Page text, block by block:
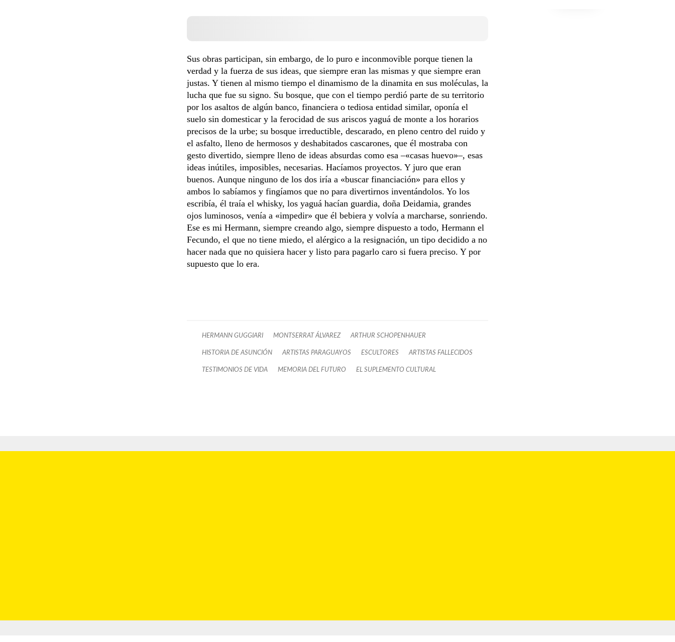
Sus obras participan, sin embargo, de lo puro e inconmovible porque tienen la
verdad y la fuerza de sus ideas, que siempre eran las mismas y que siempre eran
justas. Y tienen al mismo tiempo el dinamismo de la dinamita en sus moléculas, la
lucha que fue su signo. Su bosque, que con el tiempo perdió parte de su territorio
por los asaltos de algún banco, financiera o tediosa entidad similar, oponía el
suelo sin domesticar y la ferocidad de sus ariscos yaguá de monte a los horarios
precisos de la urbe; su bosque irreductible, descarado, en pleno centro del ruido y
el asfalto, lleno de hermosos y deshabitados cascarones, que él mostraba con
gesto divertido, siempre lleno de ideas absurdas como esa –«casas huevo»–, esas
ideas inútiles, imposibles, necesarias. Hacíamos proyectos. Y juro que eran
buenos. Aunque ninguno de los dos iría a «buscar financiación» para ellos y
ambos lo sabíamos y fingíamos que no para divertirnos inventándolos. Yo los
escribía, él traía el whisky, los yaguá hacían guardia, doña Deidamia, grandes
ojos luminosos, venía a «impedir» que él bebiera y volvía a marcharse, sonriendo.
Ese es mi Hermann, siempre creando algo, siempre dispuesto a todo, Hermann el
Fecundo, el que no tiene miedo, el alérgico a la resignación, un tipo decidido a no
hacer nada que no quisiera hacer y listo para pagarlo caro si fuera preciso. Y por
supuesto que lo era.
HERMANN GUGGIARI MONTSERRAT ÁLVAREZ ARTHUR SCHOPENHAUER
HISTORIA DE ASUNCIÓN ARTISTAS PARAGUAYOS ESCULTORES ARTISTAS FALLECIDOS
TESTIMONIOS DE VIDA MEMORIA DEL FUTURO EL SUPLEMENTO CULTURAL